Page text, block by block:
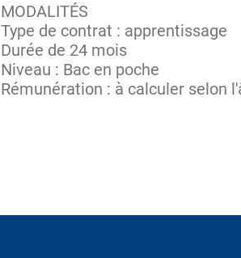
MODALITÉS
Type de contrat : apprentissage
Durée de 24 mois
Niveau : Bac en poche
Rémunération : à calculer selon